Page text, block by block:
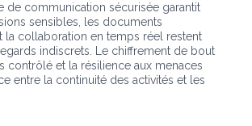
de communication sécurisée garantit
sensibles, les documents
la collaboration en temps réel restent
indiscrets. Le chiffrement de bout
contrôlé et la résilience aux menaces
entre la continuité des activités et les